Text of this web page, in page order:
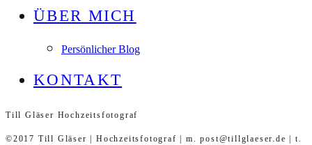
ÜBER MICH
Persönlicher Blog
KONTAKT
Till Gläser Hochzeitsfotograf
©2017 Till Gläser | Hochzeitsfotograf | m. post@tillglaeser.de | t.